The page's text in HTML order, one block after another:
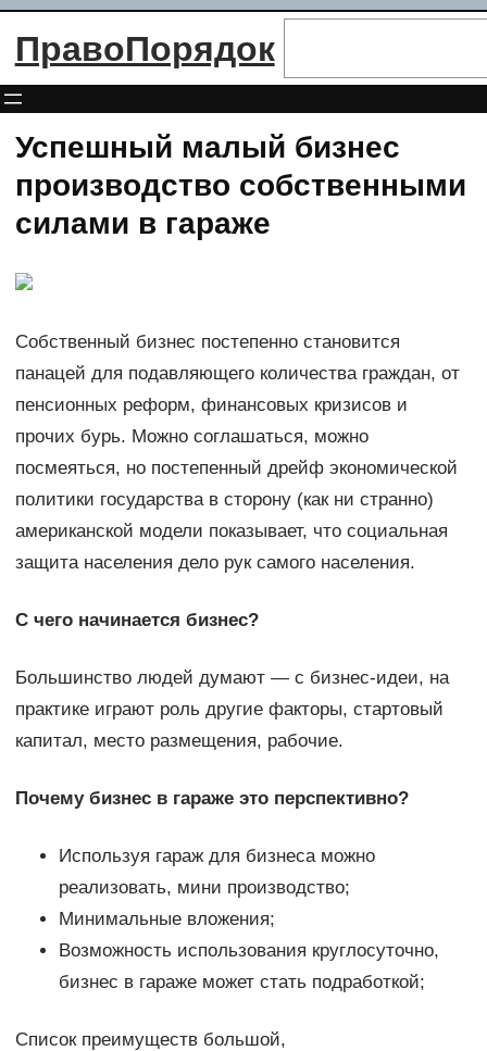
Перейти
ПравоПорядок
Успешный малый бизнес
производство собственными
силами в гараже
Собственный бизнес постепенно становится
панацей для подавляющего количества граждан, от
пенсионных реформ, финансовых кризисов и
прочих бурь. Можно соглашаться, можно
посмеяться, но постепенный дрейф экономической
политики государства в сторону (как ни странно)
американской модели показывает, что социальная
защита населения дело рук самого населения.
С чего начинается бизнес?
Большинство людей думают — с бизнес-идеи, на
практике играют роль другие факторы, стартовый
капитал, место размещения, рабочие.
Почему бизнес в гараже это перспективно?
Используя гараж для бизнеса можно
реализовать, мини производство;
Минимальные вложения;
Возможность использования круглосуточно,
бизнес в гараже может стать подработкой;
Список преимуществ большой,